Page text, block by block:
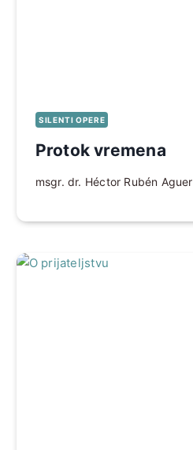
SILENTI OPERE
Protok vremena
msgr. dr. Héctor Rubén Aguer